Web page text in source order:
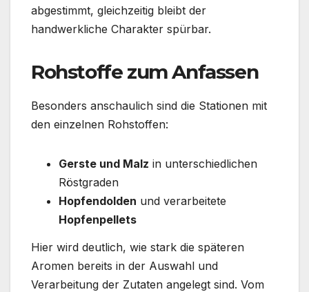
abgestimmt, gleichzeitig bleibt der
handwerkliche Charakter spürbar.
Rohstoffe zum Anfassen
Besonders anschaulich sind die Stationen mit
den einzelnen Rohstoffen:
Gerste und Malz in unterschiedlichen
Röstgraden
Hopfendolden und verarbeitete
Hopfenpellets
Hier wird deutlich, wie stark die späteren
Aromen bereits in der Auswahl und
Verarbeitung der Zutaten angelegt sind. Vom